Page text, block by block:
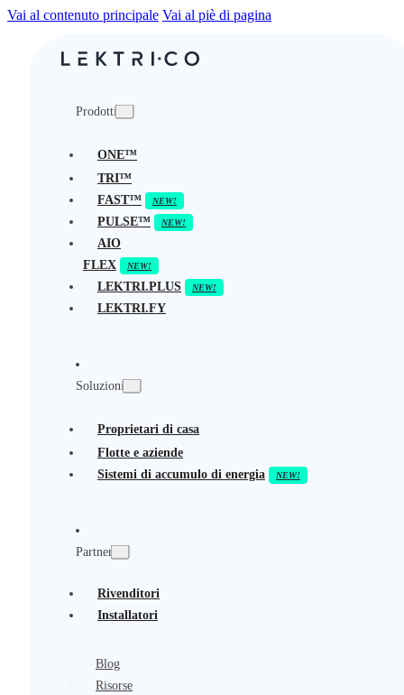
Vai al contenuto principale Vai al piè di pagina
Prodotti
ONE™
TRI™
FAST™
PULSE™
AIO
FLEX
LEKTRI.PLUS
LEKTRI.FY
Soluzioni
Proprietari di casa
Flotte e aziende
Sistemi di accumulo di energia
Partner
Rivenditori
Installatori
Blog
Risorse